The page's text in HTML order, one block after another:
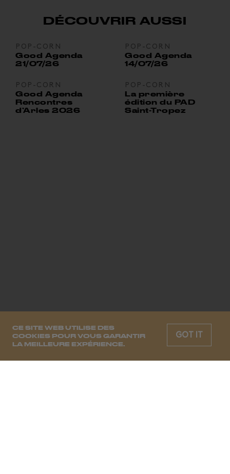
CE SITE WEB UTILISE DES
COOKIES POUR VOUS GARANTIR
LA MEILLEURE EXPÉRIENCE.
GOT IT
DÉCOUVRIR AUSSI
POP-CORN
Good Agenda
21/07/26
POP-CORN
Good Agenda
14/07/26
POP-CORN
Good Agenda
Rencontres
d’Arles 2026
POP-CORN
La première
édition du PAD
Saint-Tropez